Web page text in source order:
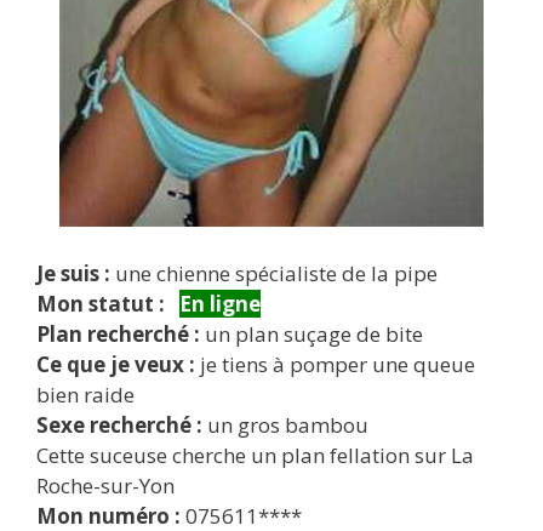
Je suis : une chienne spécialiste de la pipe
Mon statut :
En ligne
Plan recherché : un plan suçage de bite
Ce que je veux : je tiens à pomper une queue
bien raide
Sexe recherché : un gros bambou
Cette suceuse cherche un plan fellation sur La
Roche-sur-Yon
Mon numéro : 075611****